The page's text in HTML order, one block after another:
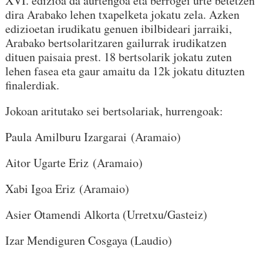
dira Arabako lehen txapelketa jokatu zela. Azken
edizioetan irudikatu genuen ibilbideari jarraiki,
Arabako bertsolaritzaren gailurrak irudikatzen
dituen paisaia prest. 18 bertsolarik jokatu zuten
lehen fasea eta gaur amaitu da 12k jokatu dituzten
finalerdiak.
Jokoan aritutako sei bertsolariak, hurrengoak:
Paula Amilburu Izargarai (Aramaio)
Aitor Ugarte Eriz (Aramaio)
Xabi Igoa Eriz (Aramaio)
Asier Otamendi Alkorta (Urretxu/Gasteiz)
Izar Mendiguren Cosgaya (Laudio)